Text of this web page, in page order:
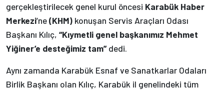
gerçekleştirilecek genel kurul öncesi Karabük Haber
Merkezi’ne(KHM) konuşan Servis Araçları Odası
Başkanı Kılıç, “Kıymetli genel başkanımız Mehmet
Yiğiner’e desteğimiz tam”dedi.
Aynı zamanda Karabük Esnaf ve Sanatkarlar Odaları
Birlik Başkanı olan Kılıç, Karabük il genelindeki tüm